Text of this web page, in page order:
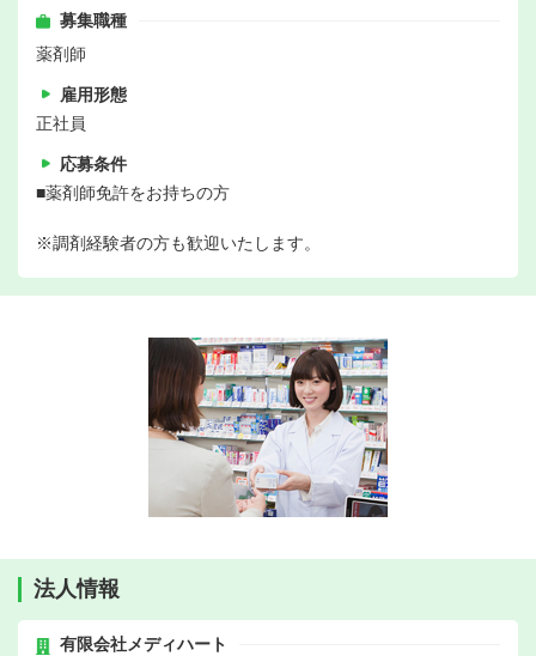
募集職種
薬剤師
雇用形態
正社員
応募条件
■薬剤師免許をお持ちの方
※調剤経験者の方も歓迎いたします。
法人情報
有限会社メディハート